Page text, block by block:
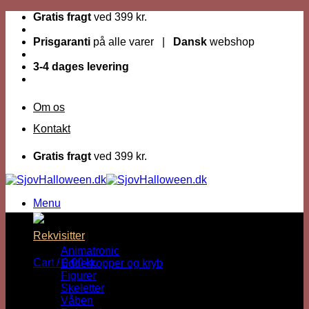
Fortsæt
indhold
Gratis fragt ved 399 kr.
Prisgaranti på alle varer | Dansk webshop
3-4 dages levering
Om os
Kontakt
Gratis fragt ved 399 kr.
Menu
Dage til Halloween :
Cart /0,00kr.
Rekvisitter
Animatronic
Edderkopper og kryb
Figurer
Skeletter
Våben